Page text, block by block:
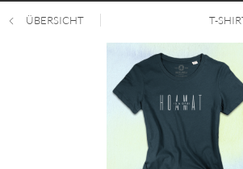
ÜBERSICHT T-